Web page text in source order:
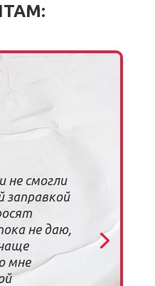
не смогли
заправкой
не даю,
мне